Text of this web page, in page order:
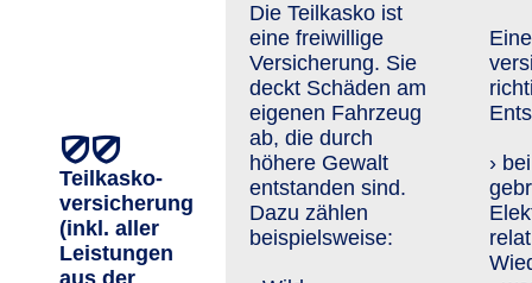
Teilkasko­
versicherung
(inkl. aller
Leis­tungen
aus der
Die Teilkasko ist
eine freiwillige
Versicherung. Sie
deckt Schäden am
eigenen Fahrzeug
ab, die durch
höhere Gewalt
entstanden sind.
Dazu zählen
beispielsweise:
›